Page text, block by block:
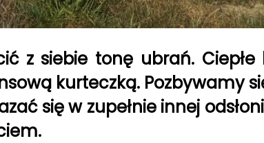
z siebie tonę ubrań.
kurteczką. Pozbywamy
się w zupełnie innej